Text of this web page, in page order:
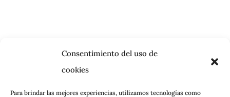
Consentimiento del uso de
cookies
Para brindar las mejores experiencias, utilizamos tecnologías como